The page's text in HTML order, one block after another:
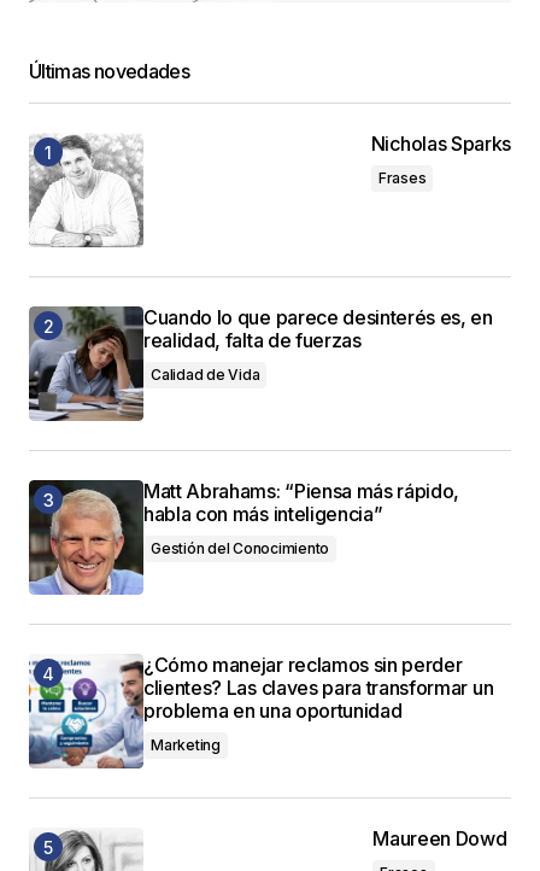
Últimas novedades
Nicholas Sparks
Frases
Cuando lo que parece desinterés es, en
realidad, falta de fuerzas
Calidad de Vida
Matt Abrahams: “Piensa más rápido,
habla con más inteligencia”
Gestión del Conocimiento
¿Cómo manejar reclamos sin perder
clientes? Las claves para transformar un
problema en una oportunidad
Marketing
Maureen Dowd